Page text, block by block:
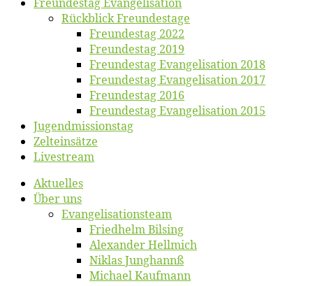
Rück­blick Freundestage
Freun­des­tag 2022
Freun­des­tag 2019
Freun­des­tag Evan­ge­li­sa­ti­on 2018
Freun­des­tag Evan­ge­li­sa­ti­on 2017
Freun­des­tag 2016
Freun­des­tag Evan­ge­li­sa­ti­on 2015
Jugend­mis­sions­tag
Zelt­ein­sät­ze
Live­stream
Ak­tu­el­les
Über uns
Evangelisa­tions­team
Fried­helm Bilsing
Alex­an­der Hellmich
Ni­klas Junghannß
Mi­cha­el Kaufmann